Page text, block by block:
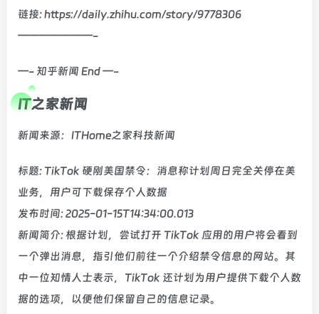
链接: https://daily.zhihu.com/story/9778306
———————-
—- 知乎新闻 End —-
IT之家新闻
新闻来源：ITHome之家科技新闻
标题: TikTok 硬刚美国禁令：消息称计划周日完全关停在美
业务，用户可下载保存个人数据
发布时间: 2025-01-15T14:34:00.013
新闻简介: 根据计划，尝试打开 TikTok 应用的用户将会看到
一个弹出消息，指引他们前往一个介绍禁令信息的网站。其
中一位知情人士表示，TikTok 还计划为用户提供下载个人数
据的选项，以便他们保留自己的信息记录。